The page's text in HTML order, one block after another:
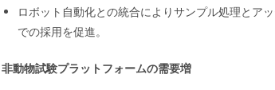
ロボット自動化との統合によりサンプル処理とア
での採用を促進。
非動物試験プラットフォームの需要増